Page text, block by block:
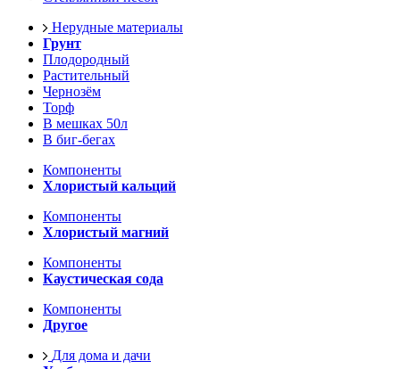
Нерудные материалы
Грунт
Плодородный
Растительный
Чернозём
Торф
В мешках 50л
В биг-бегах
Компоненты
Хлористый кальций
Компоненты
Хлористый магний
Компоненты
Каустическая сода
Компоненты
Другое
Для дома и дачи